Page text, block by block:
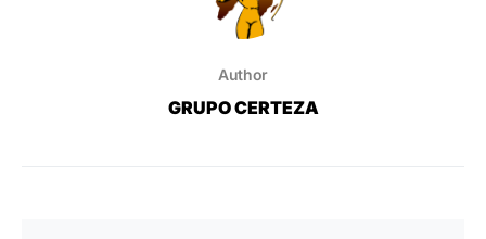
Author
GRUPO CERTEZA